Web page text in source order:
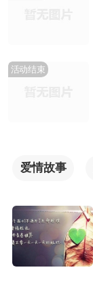
活动结束
爱情故事